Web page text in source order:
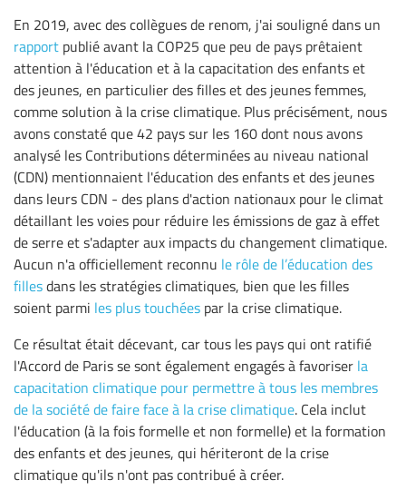
En 2019, avec des collègues de renom, j'ai souligné dans un
rapport publié avant la COP25 que peu de pays prêtaient
attention à l'éducation et à la capacitation des enfants et
des jeunes, en particulier des filles et des jeunes femmes,
comme solution à la crise climatique. Plus précisément, nous
avons constaté que 42 pays sur les 160 dont nous avons
analysé les Contributions déterminées au niveau national
(CDN) mentionnaient l'éducation des enfants et des jeunes
dans leurs CDN - des plans d'action nationaux pour le climat
détaillant les voies pour réduire les émissions de gaz à effet
de serre et s'adapter aux impacts du changement climatique.
Aucun n'a officiellement reconnu le rôle de l’éducation des
fillesdans les stratégies climatiques, bien que les filles
soient parmi les plus touchées par la crise climatique.
Ce résultat était décevant, car tous les pays qui ont ratifié
l'Accord de Paris se sont également engagés à favoriser la
capacitation climatique pour permettre à tous les membres
de la société de faire face à la crise climatique. Cela inclut
l'éducation (à la fois formelle et non formelle) et la formation
des enfants et des jeunes, qui hériteront de la crise
climatique qu'ils n'ont pas contribué à créer.